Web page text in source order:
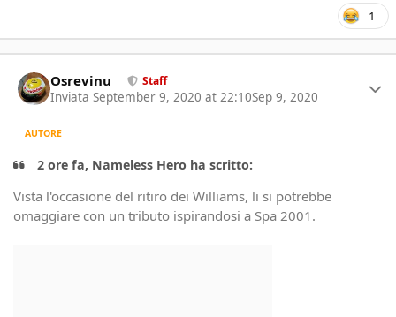
1
Osrevinu Staff
Inviata September 9, 2020 at 22:10Sep 9, 2020
AUTORE
2 ore fa, Nameless Hero ha scritto:
Vista l'occasione del ritiro dei Williams, li si potrebbe
omaggiare con un tributo ispirandosi a Spa 2001.